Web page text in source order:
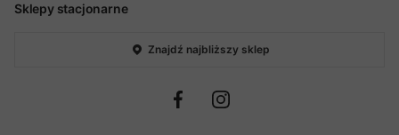
Sklepy stacjonarne
Znajdź najbliższy sklep